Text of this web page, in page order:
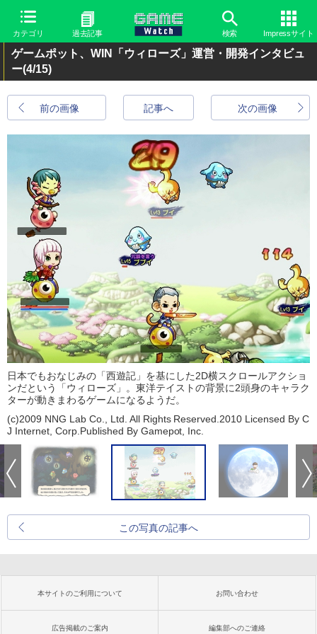
カテゴリ 過去記事 検索 Impressサイト
ゲームポット、WIN「ウィローズ」運営・開発インタビュ
ー(4/15)
前の画像 次の画像
記事へ
日本でもおなじみの「西遊記」を基にした2D横スクロールアクショ
ンだという「ウィローズ」。東洋テイストの背景に2頭身のキャラク
ターが動きまわるゲームになるようだ。
(c)2009 NNG Lab Co., Ltd. All Rights Reserved.2010 Licensed By C
J Internet, Corp.Published By Gamepot, Inc.
この写真の記事へ
本サイトのご利用について お問い合わせ
広告掲載のご案内 編集部へのご連絡